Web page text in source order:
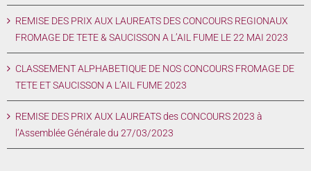
REMISE DES PRIX AUX LAUREATS DES CONCOURS REGIONAUX
FROMAGE DE TETE & SAUCISSON A L’AIL FUME LE 22 MAI 2023
CLASSEMENT ALPHABETIQUE DE NOS CONCOURS FROMAGE DE
TETE ET SAUCISSON A L’AIL FUME 2023
REMISE DES PRIX AUX LAUREATS des CONCOURS 2023 à
l’Assemblée Générale du 27/03/2023